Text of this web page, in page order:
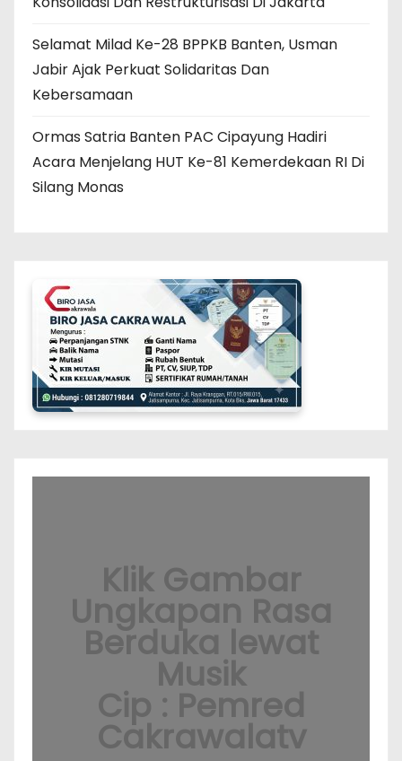
Selamat Milad Ke-28 BPPKB Banten, Usman
Jabir Ajak Perkuat Solidaritas Dan
Kebersamaan
Ormas Satria Banten PAC Cipayung Hadiri
Acara Menjelang HUT Ke-81 Kemerdekaan RI Di
Silang Monas
Klik Gambar
Ungkapan Rasa
Berduka lewat
Musik
Cip : Pemred
Cakrawalatv